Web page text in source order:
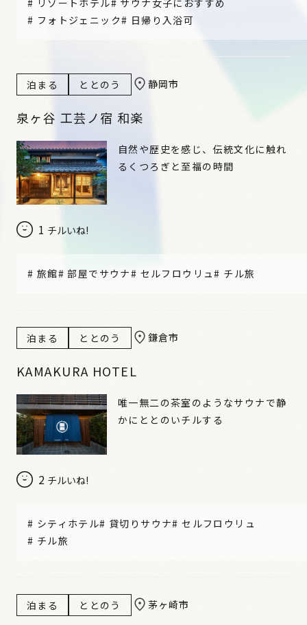
# フォトジェニック# 日帰り入浴可
泊まる ととのう 静岡市
泉ヶ谷 工芸ノ宿 和楽
1 チルいね!
自然や歴史を感じ、伝統文化に触れ
るくつろぎと至福の時間
# 旅館#部屋でサウナ# セルフロウリュ# チル旅
泊まる ととのう 鎌倉市
KAMAKURA HOTEL
2 チルいね!
唯一無二の茶室のようなサウナで静
かにととのいチルする
# シティホテル# 貸切りサウナ#セルフロウリュ
# チル旅
泊まる ととのう 茅ヶ崎市